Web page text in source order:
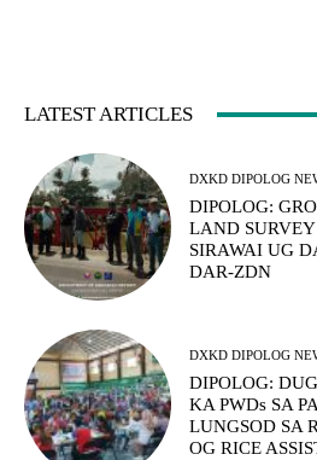
LATEST ARTICLES
DXKD DIPOLOG
DIPOLOG:
LAND SURVEY
SIRAWAI UG
DAR-ZDN
DXKD DIPOLOG
DIPOLOG:
KA PWDs SA
LUNGSOD SA
OG RICE